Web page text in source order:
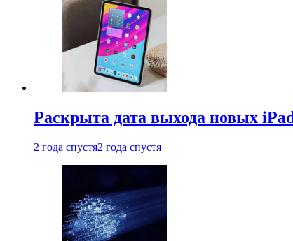
Раскрыта дата выхода новых iPad
2 года спустя2 года спустя